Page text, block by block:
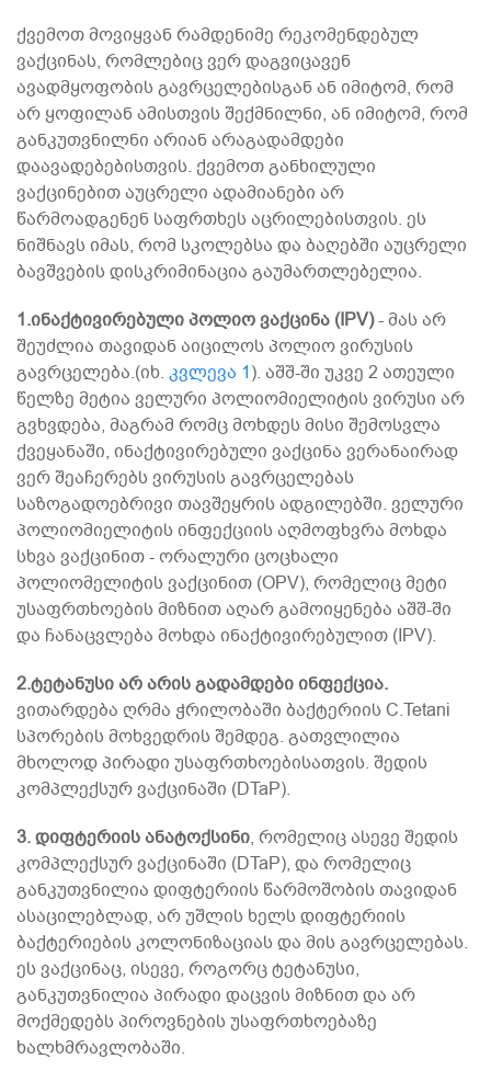
ქვემოთ მოვიყვან რამდენიმე რეკომენდებულ
ვაქცინას, რომლებიც ვერ დაგვიცავენ
ავადმყოფობის გავრცელებისგან ან იმიტომ, რომ
არ ყოფილან ამისთვის შექმნილნი, ან იმიტომ, რომ
განკუთვნილნი არიან არაგადამდები
დაავადებებისთვის. ქვემოთ განხილული
ვაქცინებით აუცრელი ადამიანები არ
წარმოადგენენ საფრთხეს აცრილებისთვის. ეს
ნიშნავს იმას, რომ სკოლებსა და ბაღებში აუცრელი
ბავშვების დისკრიმინაცია გაუმართლებელია.
1.ინაქტივირებული პოლიო ვაქცინა (IPV)- მას არ
შეუძლია თავიდან აიცილოს პოლიო ვირუსის
გავრცელება.(იხ. კვლევა 1). აშშ-ში უკვე 2 ათეული
წელზე მეტია ველური პოლიომიელიტის ვირუსი არ
გვხვდება, მაგრამ რომც მოხდეს მისი შემოსვლა
ქვეყანაში, ინაქტივირებული ვაქცინა ვერანაირად
ვერ შეაჩერებს ვირუსის გავრცელებას
საზოგადოებრივი თავშეყრის ადგილებში. ველური
პოლიომიელიტის ინფექციის აღმოფხვრა მოხდა
სხვა ვაქცინით - ორალური ცოცხალი
პოლიომელიტის ვაქცინით (OPV), რომელიც მეტი
უსაფრთხოების მიზნით აღარ გამოიყენება აშშ-ში
და ჩანაცვლება მოხდა ინაქტივირებულით (IPV).
2.ტეტანუსი არ არის გადამდები ინფექცია.
ვითარდება ღრმა ჭრილობაში ბაქტერიის C.Tetani
სპორების მოხვედრის შემდეგ. გათვლილია
მხოლოდ პირადი უსაფრთხოებისათვის. შედის
კომპლექსურ ვაქცინაში (DTaP).
3. დიფტერიის ანატოქსინი, რომელიც ასევე შედის
კომპლექსურ ვაქცინაში (DTaP), და რომელიც
განკუთვნილია დიფტერიის წარმოშობის თავიდან
ასაცილებლად, არ უშლის ხელს დიფტერიის
ბაქტერიების კოლონიზაციას და მის გავრცელებას.
ეს ვაქცინაც, ისევე, როგორც ტეტანუსი,
განკუთვნილია პირადი დაცვის მიზნით და არ
მოქმედებს პიროვნების უსაფრთხოებაზე
ხალხმრავლობაში.